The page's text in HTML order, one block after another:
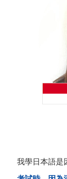
我學日本語是